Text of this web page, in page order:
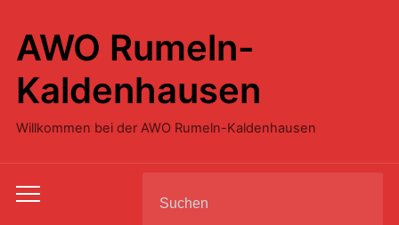
AWO Rumeln-
Kaldenhausen
Willkommen bei der AWO Rumeln-Kaldenhausen
Toggle
for: